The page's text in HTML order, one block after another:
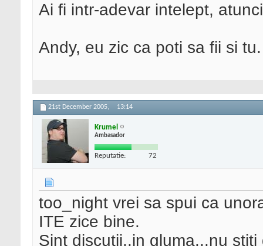
Ai fi intr-adevar intelept,
Andy, eu zic ca poti sa fii si tu.
21st December 2005, 13:14
Krumel
Ambasador
Reputatie: 72
too_night vrei sa spui ca
ITE zice bine.
Sint discutii..in gluma...nu